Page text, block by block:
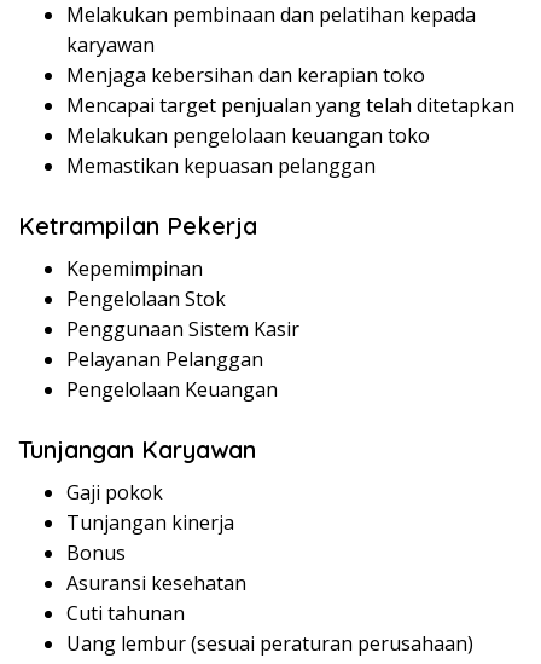
Melakukan pembinaan dan pelatihan kepada
karyawan
Menjaga kebersihan dan kerapian toko
Mencapai target penjualan yang telah ditetapkan
Melakukan pengelolaan keuangan toko
Memastikan kepuasan pelanggan
Ketrampilan Pekerja
Kepemimpinan
Pengelolaan Stok
Penggunaan Sistem Kasir
Pelayanan Pelanggan
Pengelolaan Keuangan
Tunjangan Karyawan
Gaji pokok
Tunjangan kinerja
Bonus
Asuransi kesehatan
Cuti tahunan
Uang lembur (sesuai peraturan perusahaan)